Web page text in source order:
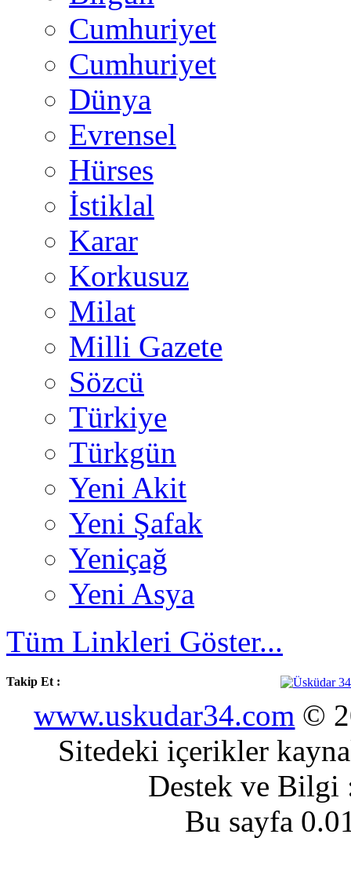
Cumhuriyet
Cumhuriyet
Dünya
Evrensel
Hürses
İstiklal
Karar
Korkusuz
Milat
Milli Gazete
Sözcü
Türkiye
Türkgün
Yeni Akit
Yeni Şafak
Yeniçağ
Yeni Asya
Tüm Linkleri Göster...
Takip Et :
www.uskudar34.com ©
Sitedeki içerikler
Destek ve
Bu sayfa